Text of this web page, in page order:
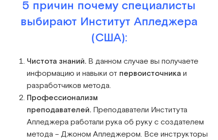
5 причин почему специалисты
выбирают Институт Апледжера
(США):
Чистота знаний. В данном случае вы получаете
информацию и навыки от первоисточника и
разработчиков метода.
Профессионализм
преподавателей. Преподаватели Института
Апледжера работали рука об руку с создателем
метода – Джоном Апледжером. Все инструкторы